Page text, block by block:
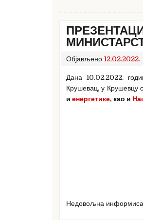
Објављено 12.02.2022.
Дана 10.02.2022.
Крушевац, у Крушевцу
и енергетике, као и
Недовољна